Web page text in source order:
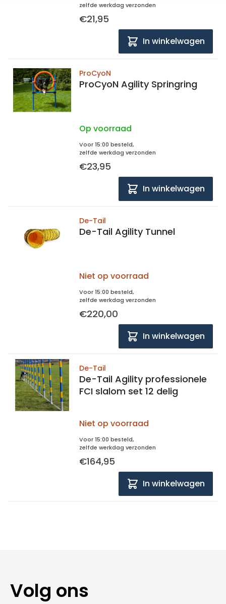
zelfde werkdag verzonden
€21,95
In winkelwagen
ProCyoN
ProCyoN Agility Springring
Op voorraad
Voor 15:00 besteld,
zelfde werkdag verzonden
€23,95
In winkelwagen
De-Tail
De-Tail Agility Tunnel
Niet op voorraad
Voor 15:00 besteld,
zelfde werkdag verzonden
€220,00
In winkelwagen
De-Tail
De-Tail Agility professionele
FCI slalom set 12 delig
Niet op voorraad
Voor 15:00 besteld,
zelfde werkdag verzonden
€164,95
In winkelwagen
Volg ons